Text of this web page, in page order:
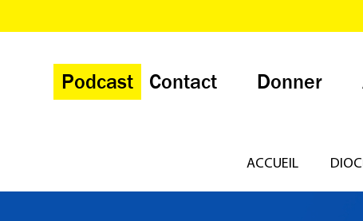
Podcast Contact Donner
ACCUEIL